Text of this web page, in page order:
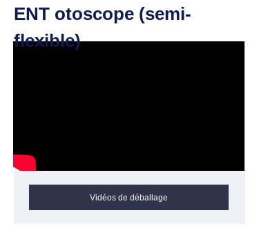
Vidéos de déballage
ENT otoscope (semi-
flexible)